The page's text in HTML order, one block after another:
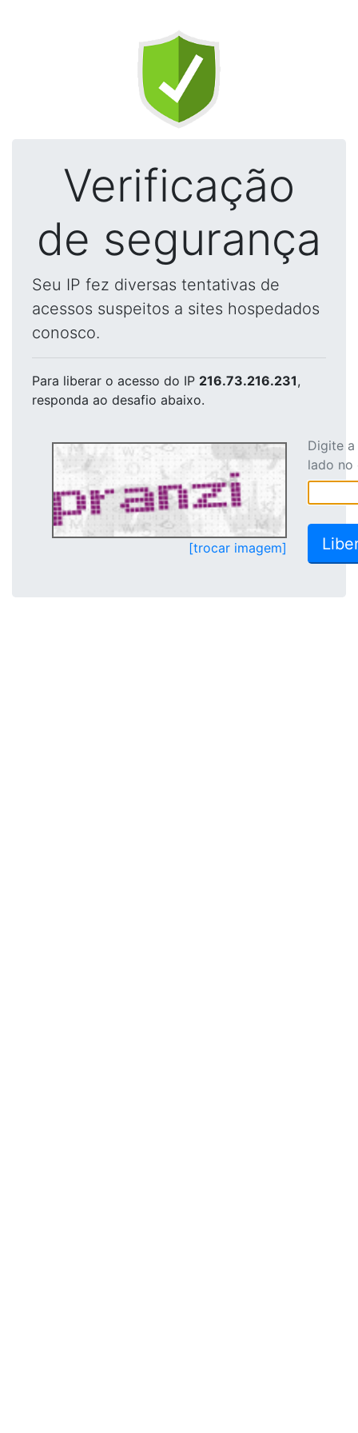
Verificação
de segurança
Seu IP fez diversas tentativas de
acessos suspeitos a sites hospedados
conosco.
Para liberar o acesso do IP 216.73.216.231,
responda ao desafio abaixo.
[trocar imagem]
Digite
lado no